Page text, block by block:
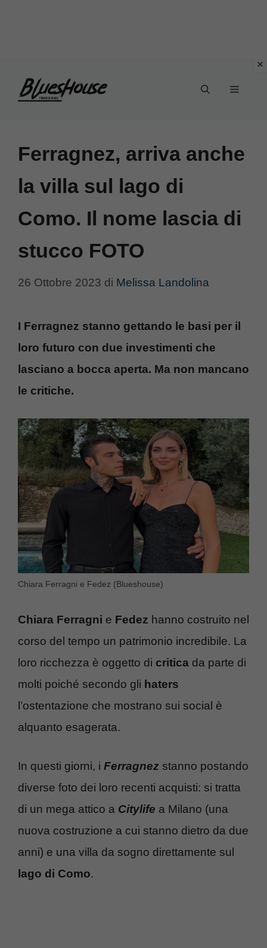
Menu
Ferragnez, arriva anche
la villa sul lago di
Como. Il nome lascia di
stucco FOTO
26 Ottobre 2023 di Melissa Landolina
I Ferragnez stanno gettando le basi per il
loro futuro con due investimenti che
lasciano a bocca aperta. Ma non mancano
le critiche.
Chiara Ferragni e Fedez (Blueshouse)
Chiara Ferragni e Fedez hanno costruito nel
corso del tempo un patrimonio incredibile. La
loro ricchezza è oggetto di critica da parte di
molti poiché secondo gli haters
l’ostentazione che mostrano sui social è
alquanto esagerata.
In questi giorni, i Ferragnez stanno postando
diverse foto dei loro recenti acquisti: si tratta
di un mega attico a Citylife a Milano (una
nuova costruzione a cui stanno dietro da due
anni) e una villa da sogno direttamente sul
lago di Como.